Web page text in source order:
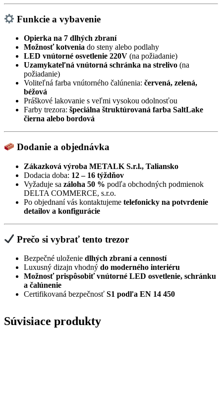
Funkcie a vybavenie
Opierka na 7 dlhých zbraní
Možnosť kotvenia do steny alebo podlahy
LED vnútorné osvetlenie 220V (na požiadanie)
Uzamykateľná vnútorná schránka na strelivo (na
požiadanie)
Voliteľná farba vnútorného čalúnenia: červená, zelená,
béžová
Práškové lakovanie s veľmi vysokou odolnosťou
Farby trezora: špeciálna štruktúrovaná farba SaltLake
čierna alebo bordová
Dodanie a objednávka
Zákazková výroba METALK S.r.l., Taliansko
Dodacia doba: 12 – 16 týždňov
Vyžaduje sa záloha 50 % podľa obchodných podmienok
DELTA COMMERCE, s.r.o.
Po objednaní vás kontaktujeme telefonicky na potvrdenie
detailov a konfigurácie
Prečo si vybrať tento trezor
Bezpečné uloženie dlhých zbraní a cenností
Luxusný dizajn vhodný do moderného interiéru
Možnosť prispôsobiť vnútorné LED osvetlenie, schránku
a čalúnenie
Certifikovaná bezpečnosť S1 podľa EN 14 450
Súvisiace produkty